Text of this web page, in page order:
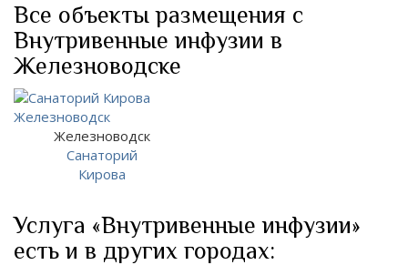
Все объекты размещения с
Внутривенные инфузии в
Железноводске
Железноводск
Санаторий
Кирова
Услуга «Внутривенные инфузии»
есть и в других городах: